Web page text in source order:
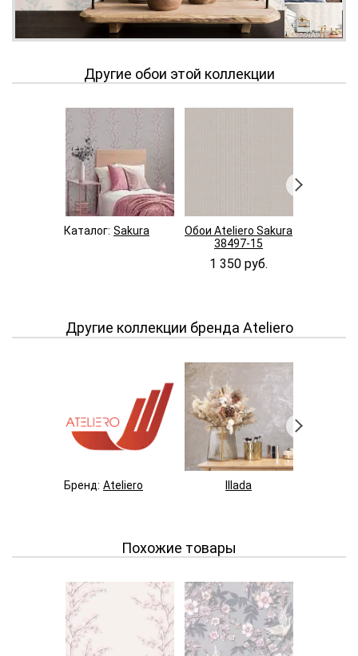
Другие обои этой коллекции
Каталог: Sakura
Обои Ateliero Sakura
38497-15
1 350 руб.
Другие коллекции бренда Ateliero
Бренд: Ateliero Illada
Похожие товары